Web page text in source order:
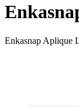
Enkasnap Aplique